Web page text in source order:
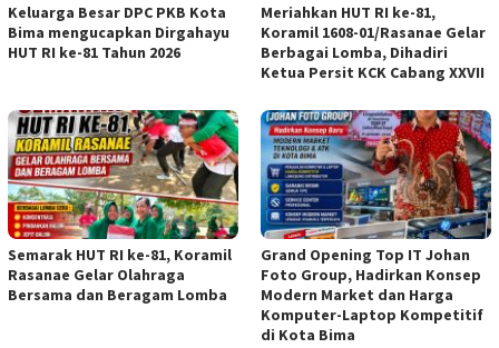
Keluarga Besar DPC PKB Kota
Bima mengucapkan Dirgahayu
HUT RI ke-81 Tahun 2026
Meriahkan HUT RI ke-81,
Koramil 1608-01/Rasanae Gelar
Berbagai Lomba, Dihadiri
Ketua Persit KCK Cabang XXVII
Semarak HUT RI ke-81, Koramil
Rasanae Gelar Olahraga
Bersama dan Beragam Lomba
Grand Opening Top IT Johan
Foto Group, Hadirkan Konsep
Modern Market dan Harga
Komputer-Laptop Kompetitif
di Kota Bima